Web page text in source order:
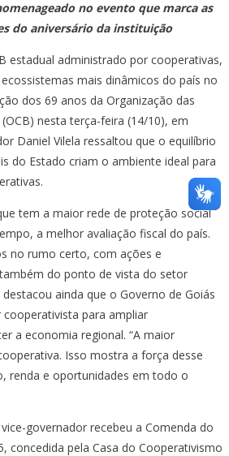
no evento que marca as
do aniversário da instituição
estadual administrado por cooperativas,
mais dinâmicos do país no
dos 69 anos da Organização das
nesta terça-feira (14/10), em
Daniel Vilela ressaltou que o equilíbrio
do Estado criam o ambiente ideal para
tem a maior rede de proteção social
a melhor avaliação fiscal do país.
no rumo certo, com ações e
do ponto de vista do setor
ainda que o Governo de Goiás
para ampliar
a economia regional. “A maior
Isso mostra a força desse
renda e oportunidades em todo o
governador recebeu a Comenda do
concedida pela Casa do Cooperativismo